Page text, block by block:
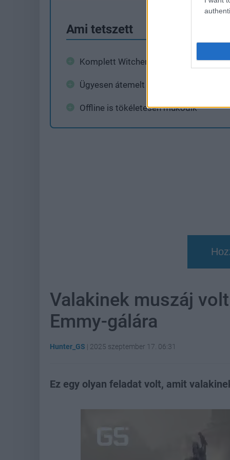
Ami tetszett
Komplett Witcher-élmény
Ügyesen átemelt irányítás
Offline is tökéletesen működik
Valakinek muszáj
Emmy-gálára
Hunter_GS | 2025 szeptember 17. 06:31
Ez egy olyan feladat volt, amit